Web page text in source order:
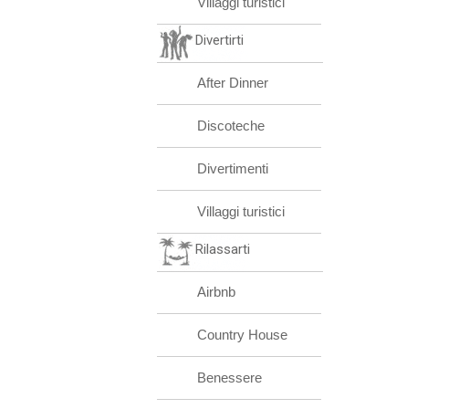
Divertirti
After Dinner
Discoteche
Divertimenti
Villaggi turistici
Rilassarti
Airbnb
Country House
Benessere